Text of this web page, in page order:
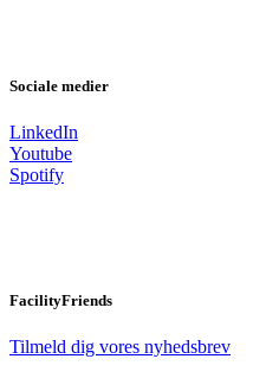
Sociale medier
LinkedIn
Youtube
Spotify
FacilityFriends
Tilmeld dig vores nyhedsbrev